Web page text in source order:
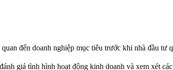
đến doanh nghiệp mục tiêu trước khi nhà đầu tư
giá tình hình hoạt động kinh doanh và xem xét